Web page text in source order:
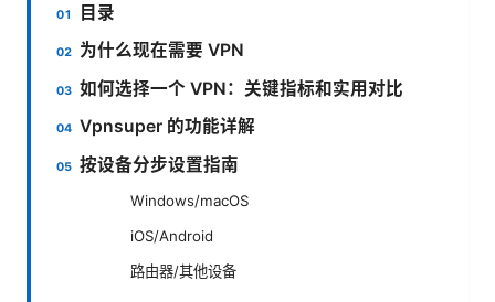
目录
为什么现在需要 VPN
如何选择一个 VPN：关键指标和实用对比
Vpnsuper 的功能详解
按设备分步设置指南
Windows/macOS
iOS/Android
路由器/其他设备